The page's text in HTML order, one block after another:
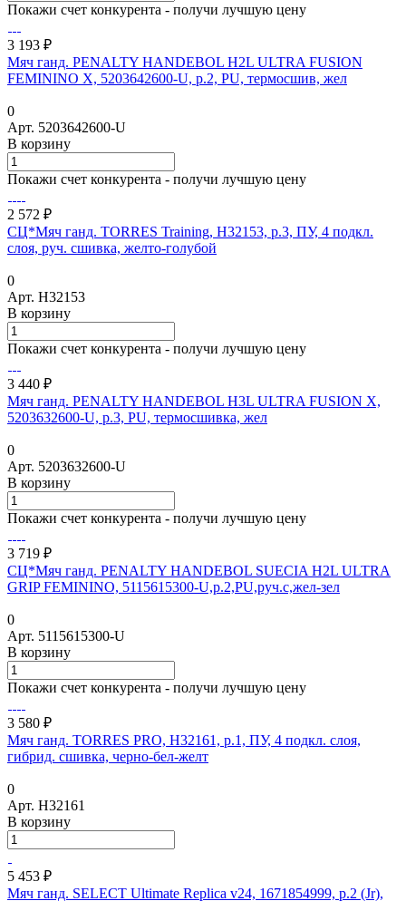
Покажи счет конкурента - получи лучшую цену
3 193 ₽
Мяч ганд. PENALTY HANDEBOL H2L ULTRA FUSION
FEMININO X, 5203642600-U, р.2, PU, термосшив, жел
0
Арт. 5203642600-U
В корзину
Покажи счет конкурента - получи лучшую цену
2 572 ₽
СЦ*Мяч ганд. TORRES Training, H32153, р.3, ПУ, 4 подкл.
слоя, руч. сшивка, желто-голубой
0
Арт. H32153
В корзину
Покажи счет конкурента - получи лучшую цену
3 440 ₽
Мяч ганд. PENALTY HANDEBOL H3L ULTRA FUSION X,
5203632600-U, р.3, PU, термосшивка, жел
0
Арт. 5203632600-U
В корзину
Покажи счет конкурента - получи лучшую цену
3 719 ₽
СЦ*Мяч ганд. PENALTY HANDEBOL SUECIA H2L ULTRA
GRIP FEMININO, 5115615300-U,р.2,PU,руч.с,жел-зел
0
Арт. 5115615300-U
В корзину
Покажи счет конкурента - получи лучшую цену
3 580 ₽
Мяч ганд. TORRES PRO, H32161, р.1, ПУ, 4 подкл. слоя,
гибрид. сшивка, черно-бел-желт
0
Арт. H32161
В корзину
5 453 ₽
Мяч ганд. SELECT Ultimate Replica v24, 1671854999, р.2 (Jr),